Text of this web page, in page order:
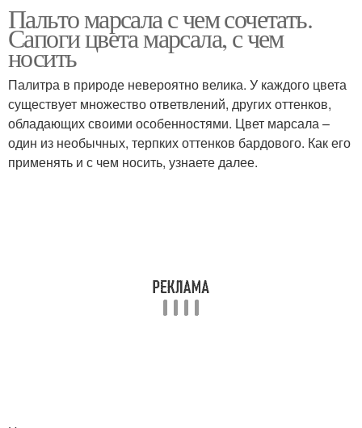
Пальто марсала с чем сочетать.
Сапоги цвета марсала, с чем
носить
Палитра в природе невероятно велика. У каждого цвета
существует множество ответвлений, других оттенков,
обладающих своими особенностями. Цвет марсала –
один из необычных, терпких оттенков бардового. Как его
применять и с чем носить, узнаете далее.